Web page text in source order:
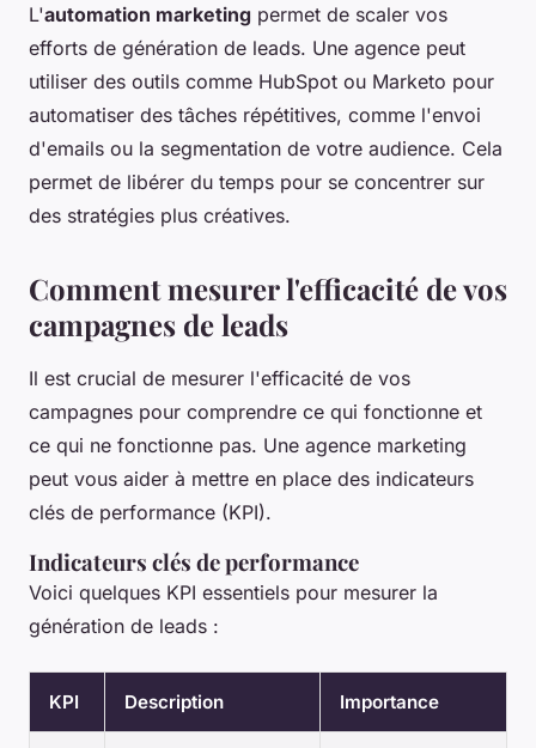
L'automation marketing permet de scaler vos
efforts de génération de leads. Une agence peut
utiliser des outils comme HubSpot ou Marketo pour
automatiser des tâches répétitives, comme l'envoi
d'emails ou la segmentation de votre audience. Cela
permet de libérer du temps pour se concentrer sur
des stratégies plus créatives.
Comment mesurer l'efficacité de vos
campagnes de leads
Il est crucial de mesurer l'efficacité de vos
campagnes pour comprendre ce qui fonctionne et
ce qui ne fonctionne pas. Une agence marketing
peut vous aider à mettre en place des indicateurs
clés de performance (KPI).
Indicateurs clés de performance
Voici quelques KPI essentiels pour mesurer la
génération de leads :
KPI Description Importance